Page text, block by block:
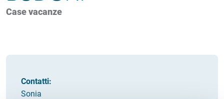
Contatti:
Sonia
Case vacanze